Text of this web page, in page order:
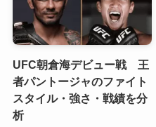
UFC朝倉海デビュー戦 王
者パントージャのファイト
スタイル・強さ・戦績を分
析